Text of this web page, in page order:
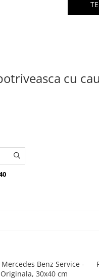
cu
Benz Service -
Originala, 30x40 cm